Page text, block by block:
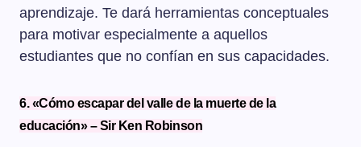
aprendizaje. Te dará herramientas conceptuales
para motivar especialmente a aquellos
estudiantes que no confían en sus capacidades.
6. «Cómo escapar del valle de la muerte de la
educación» – Sir Ken Robinson